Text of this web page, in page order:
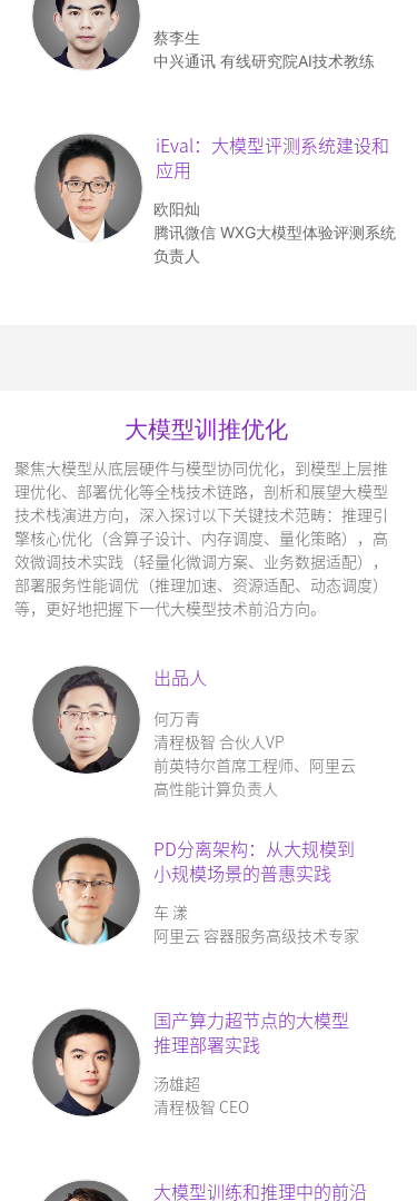
蔡李生
中兴通讯 有线研究院AI技术教练
iEval：大模型评测系统建设和
应用
欧阳灿
腾讯微信 WXG大模型体验评测系统
负责人
大模型训推优化
聚焦大模型从底层硬件与模型协同优化，到模型上层推
理优化、部署优化等全栈技术链路，剖析和展望大模型
技术栈演进方向，深入探讨以下关键技术范畴：推理引
擎核心优化（含算子设计、内存调度、量化策略），高
效微调技术实践（轻量化微调方案、业务数据适配），
部署服务性能调优（推理加速、资源适配、动态调度）
等，更好地把握下一代大模型技术前沿方向。
出品人
何万青
清程极智 合伙人VP
前英特尔首席工程师、阿里云
高性能计算负责人
PD分离架构： 从大规模到
小规模场景的普惠实践
车 漾
阿里云 容器服务高级技术专家
国产算力超节点的大模型
推理部署实践
汤雄超
清程极智 CEO
大模型训练和推理中的前沿